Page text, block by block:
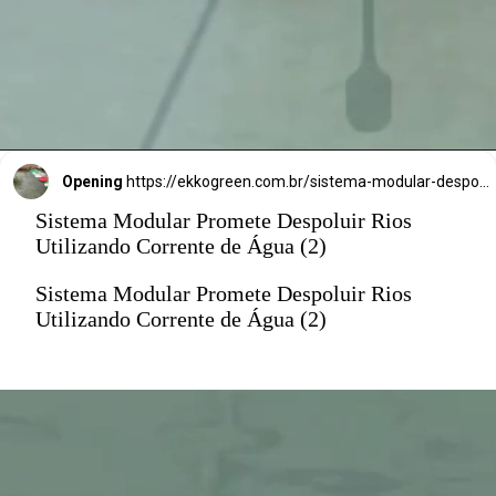
curso d’água.
Opening
Sistema Modular Promete Despoluir Rios
Utilizando Corrente de Água (2)
Sistema Modular Promete Despoluir Rios
Utilizando Corrente de Água (2)